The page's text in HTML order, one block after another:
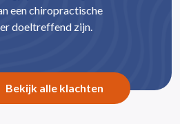
een chiropractische
doeltreffend zijn.
Bekijk alle klachten